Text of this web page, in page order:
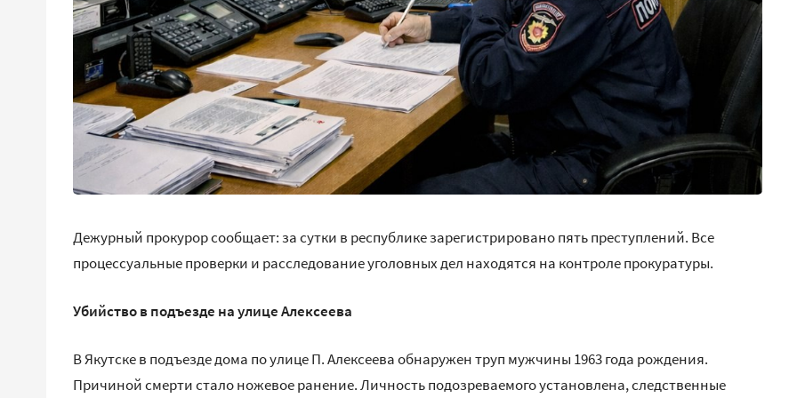
Дежурный прокурор сообщает: за сутки в республике зарегистрировано пять преступлений. Все
процессуальные проверки и расследование уголовных дел находятся на контроле прокуратуры.
Убийство в подъезде на улице Алексеева
В Якутске в подъезде дома по улице П. Алексеева обнаружен труп мужчины 1963 года рождения.
Причиной смерти стало ножевое ранение. Личность подозреваемого установлена, следственные